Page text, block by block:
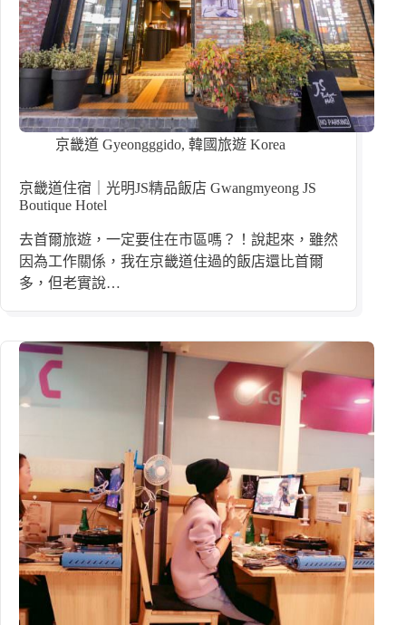
京畿道 Gyeongggido, 韓國旅遊 Korea
京畿道住宿｜光明JS精品飯店 Gwangmyeong JS
Boutique Hotel
去首爾旅遊，一定要住在市區嗎？！說起來，雖然
因為工作關係，我在京畿道住過的飯店還比首爾
多，但老實說…